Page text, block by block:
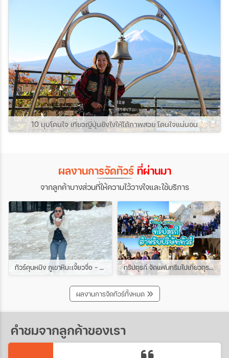
10 มุมโดนใจ เที่ยวญี่ปุ่นยังไงให้ได้ภาพสวย โดนใจแน่นอน
ผลงานการจัดทัวร์ที่ผ่านมา
จากลูกค้าบางส่วนที่ให้ความไว้วางใจและใช้บริการ
ทัวร์คุนหมิง ภูเขาหิมะเจี้ยวจื่อ - ชมดอกซากุระเขาหยวนทง 4วัน 3คืน ช่วง มีนาคม ทริปตุรกี จัดแฟมทริมไปเที่ยวตุรกีกับเหล่าบรรดาบริษัททัวร์ และเอเยนต์ทัวร์ ทริปนี้ขึ้นบอลลูนสนุกมาก
ผลงานการจัดทัวร์ทั้งหมด
คำชมจากลูกค้าของเรา